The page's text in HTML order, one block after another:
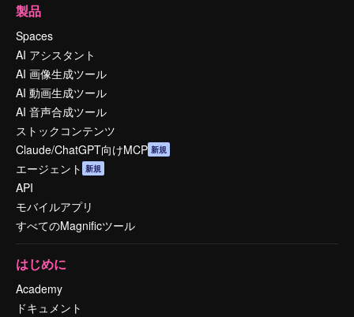
製品
Spaces
AI アシスタント
AI 画像生成ツール
AI 動画生成ツール
AI 音声合成ツール
ストックコンテンツ
Claude/ChatGPT向けMCP 新規
エージェント 新規
API
モバイルアプリ
すべてのMagnificツール
はじめに
Academy
ドキュメント